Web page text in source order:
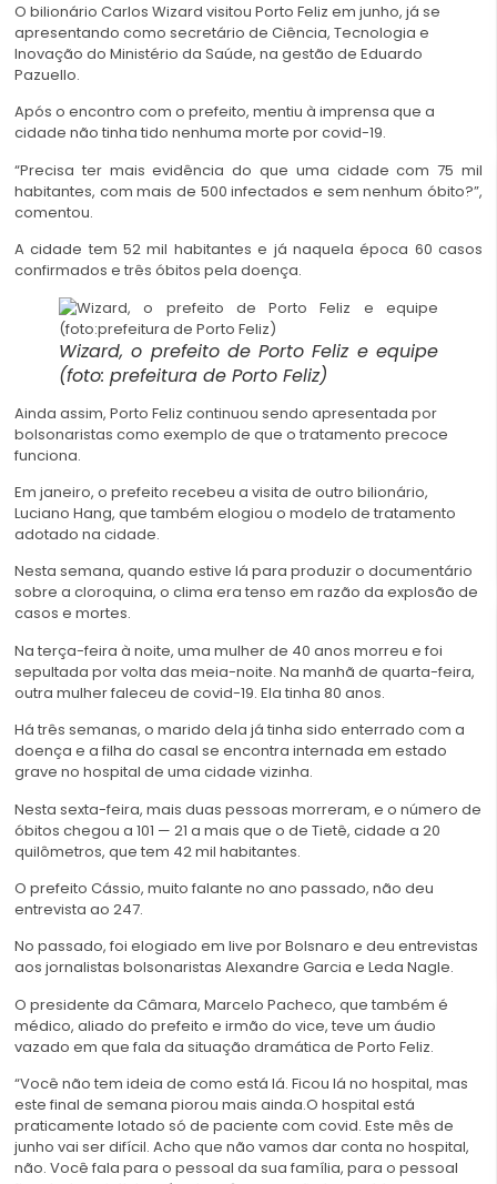
O bilionário Carlos Wizard visitou Porto Feliz em junho, já se
apresentando como secretário de Ciência, Tecnologia e
Inovação do Ministério da Saúde, na gestão de Eduardo
Pazuello.
Após o encontro com o prefeito, mentiu à imprensa que a
cidade não tinha tido nenhuma morte por covid-19.
“Precisa ter mais evidência do que uma cidade com 75 mil
habitantes, com mais de 500 infectados e sem nenhum óbito?”,
comentou.
A cidade tem 52 mil habitantes e já naquela época 60 casos
confirmados e três óbitos pela doença.
Wizard, o prefeito de Porto Feliz e equipe
(foto: prefeitura de Porto Feliz)
Ainda assim, Porto Feliz continuou sendo apresentada por
bolsonaristas como exemplo de que o tratamento precoce
funciona.
Em janeiro, o prefeito recebeu a visita de outro bilionário,
Luciano Hang, que também elogiou o modelo de tratamento
adotado na cidade.
Nesta semana, quando estive lá para produzir o documentário
sobre a cloroquina, o clima era tenso em razão da explosão de
casos e mortes.
Na terça-feira à noite, uma mulher de 40 anos morreu e foi
sepultada por volta das meia-noite. Na manhã de quarta-feira,
outra mulher faleceu de covid-19. Ela tinha 80 anos.
Há três semanas, o marido dela já tinha sido enterrado com a
doença e a filha do casal se encontra internada em estado
grave no hospital de uma cidade vizinha.
Nesta sexta-feira, mais duas pessoas morreram, e o número de
óbitos chegou a 101 — 21 a mais que o de Tietê, cidade a 20
quilômetros, que tem 42 mil habitantes.
O prefeito Cássio, muito falante no ano passado, não deu
entrevista ao 247.
No passado, foi elogiado em live por Bolsnaro e deu entrevistas
aos jornalistas bolsonaristas Alexandre Garcia e Leda Nagle.
O presidente da Câmara, Marcelo Pacheco, que também é
médico, aliado do prefeito e irmão do vice, teve um áudio
vazado em que fala da situação dramática de Porto Feliz.
“Você não tem ideia de como está lá. Ficou lá no hospital, mas
este final de semana piorou mais ainda.O hospital está
praticamente lotado só de paciente com covid. Este mês de
junho vai ser difícil. Acho que não vamos dar conta no hospital,
não. Você fala para o pessoal da sua família, para o pessoal